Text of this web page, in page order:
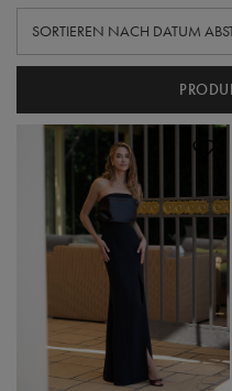
SORTIERUNG ÄNDERN
SORTIEREN NACH DATUM